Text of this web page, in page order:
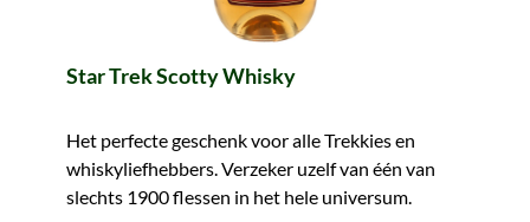
Star Trek Scotty Whisky
Het perfecte geschenk voor alle Trekkies en
whiskyliefhebbers. Verzeker uzelf van één van
slechts 1900 flessen in het hele universum.